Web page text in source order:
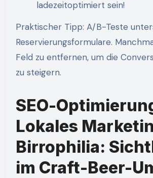
ladezeitoptimiert sein!
Praktischer Tipp: A/B-Teste
Reservierungsformulare.
Feld zu entfernen, um die
zu steigern.
SEO-
Lokales
Birrophilia:
im Craft-Beer-